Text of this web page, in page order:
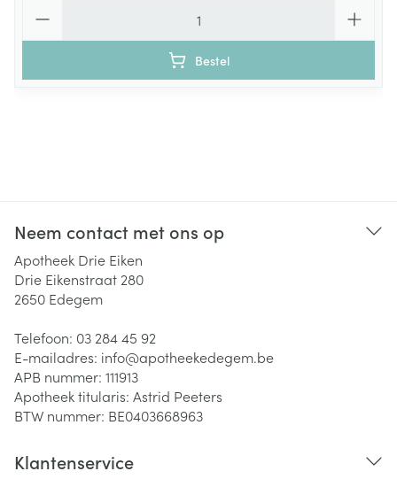
Bestel
Neem contact met ons op
Apotheek Drie Eiken
Drie Eikenstraat 280
2650 Edegem
Telefoon: 03 284 45 92
E-mailadres: info@apotheekedegem.be
APB nummer: 111913
Apotheek titularis: Astrid Peeters
BTW nummer: BE0403668963
Klantenservice